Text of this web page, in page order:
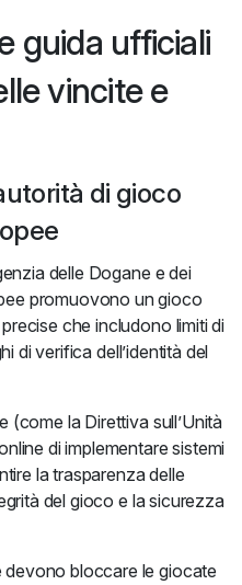
guida ufficiali
vincite e
di gioco
delle Dogane e dei
promuovono un gioco
che includono limiti di
di verifica dell’identità del
(come la Direttiva sull’Unità
di implementare sistemi
la trasparenza delle
del gioco e la sicurezza
bloccare le giocate